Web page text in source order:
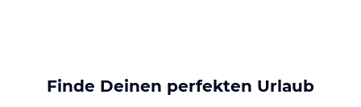
Finde Deinen perfekten Urlaub